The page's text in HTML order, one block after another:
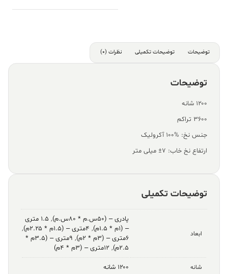
توضیحات توضیحات تکمیلی نظرات (0)
توضیحات
۱۲۰۰ شانه
۳۶۰۰ تراکم
جنس نخ: %100 آکرولیک
ارتفاع نخ خاب: ۷± میلی متر
توضیحات تکمیلی
ابعاد
پادری – (۵۰س.م * ۸۰س.م) ,
۱.۵ متری
– (۱م * ۱.۵م)
, ۴متری – (۱.۵م * ۲.۲۵م)
,
۶متری – (۳م * ۲م)
,
۹متری – (۳.۵م *
۲.۵م)
, ۱۲متری – (۳م * ۴م)
شانه ۱۲۰۰ شانه